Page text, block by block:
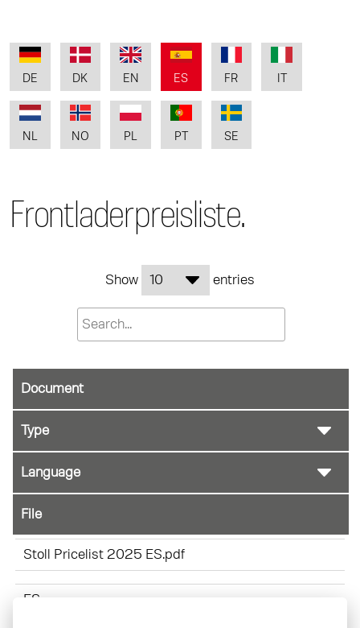
DE DK EN ES FR
NL NO PL PT SE
Frontladerpreisliste.
Show entries
Document
File
Stoll Pricelist 2025 ES.pdf
ES